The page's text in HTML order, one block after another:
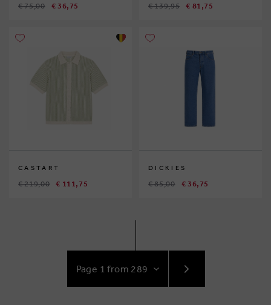
€ 75,00 € 36,75 € 139,95 € 81,75
CASTART
€ 219,00 € 111,75
DICKIES
€ 85,00 € 36,75
TO
NEXT